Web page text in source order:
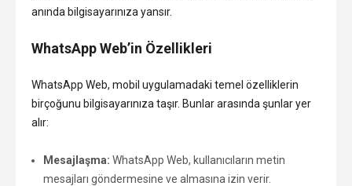
anında bilgisayarınıza yansır.
WhatsApp Web’in Özellikleri
WhatsApp Web, mobil uygulamadaki temel özelliklerin
birçoğunu bilgisayarınıza taşır. Bunlar arasında şunlar yer
alır:
Mesajlaşma: WhatsApp Web, kullanıcıların metin
mesajları göndermesine ve almasına izin verir.